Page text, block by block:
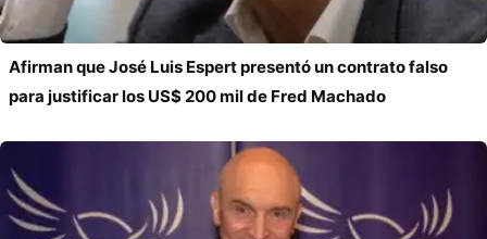
Afirman que José Luis Espert presentó un contrato falso
para justificar los US$ 200 mil de Fred Machado